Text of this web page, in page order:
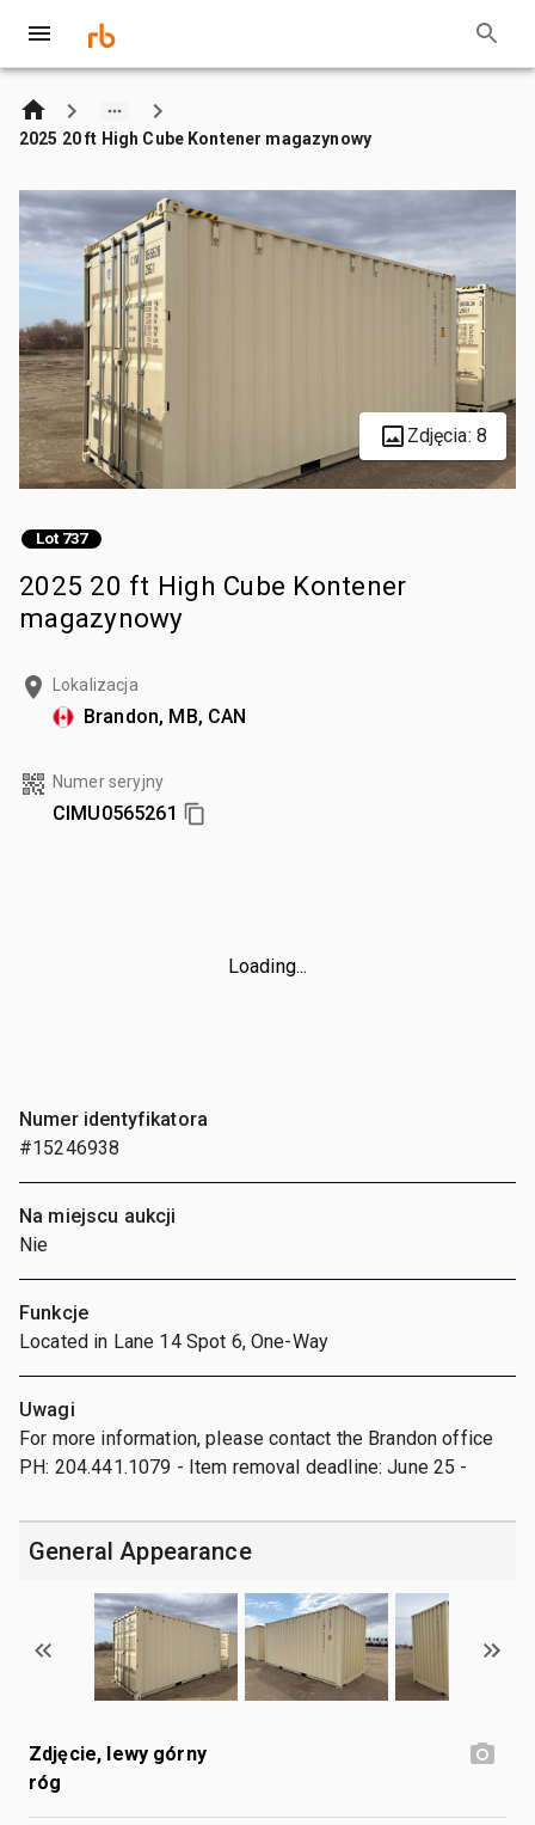
2025 20 ft High Cube Kontener magazynowy
Zdjęcia: 8
Lot 737
2025 20 ft High Cube Kontener
magazynowy
Lokalizacja
Brandon, MB, CAN
Numer seryjny
CIMU0565261
Loading...
Numer identyfikatora
#15246938
Na miejscu aukcji
Nie
Funkcje
Located in Lane 14 Spot 6, One-Way
Uwagi
For more information, please contact the Brandon office
PH: 204.441.1079 - Item removal deadline: June 25 -
General Appearance
Zdjęcie, lewy górny
róg